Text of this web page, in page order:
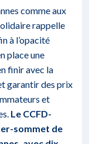
comme aux
rappelle
à l’opacité
place une
finir avec la
garantir des prix
et
Le CCFD-
sommet de